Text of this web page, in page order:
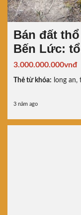
Bán đất
Bến Lức:
3.000.000.000vnđ
Thẻ từ khóa: long an,
3 năm ago